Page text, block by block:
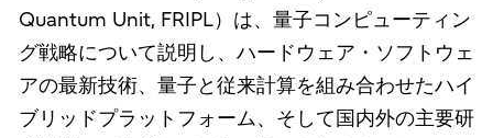
Quantum Unit, FRIPL）は、量子コンピューティン
グ戦略について説明し、ハードウェア・ソフトウェ
アの最新技術、量子と従来計算を組み合わせたハイ
ブリッドプラットフォーム、そして国内外の主要研